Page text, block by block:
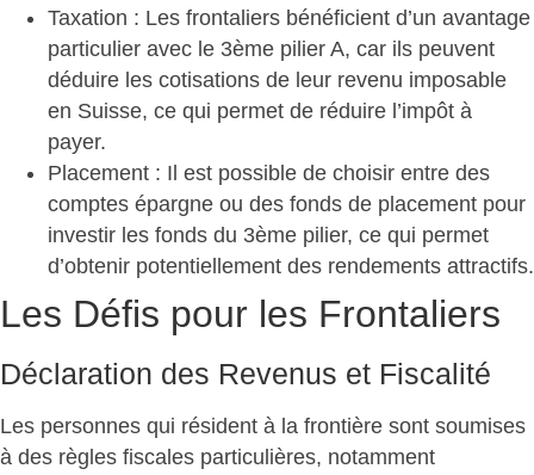
Taxation : Les frontaliers bénéficient d’un avantage
particulier avec le 3ème pilier A, car ils peuvent
déduire les cotisations de leur revenu imposable
en Suisse, ce qui permet de réduire l’impôt à
payer.
Placement : Il est possible de choisir entre des
comptes épargne ou des fonds de placement pour
investir les fonds du 3ème pilier, ce qui permet
d’obtenir potentiellement des rendements attractifs.
Les Défis pour les Frontaliers
Déclaration des Revenus et Fiscalité
Les personnes qui résident à la frontière sont soumises
à des règles fiscales particulières, notamment